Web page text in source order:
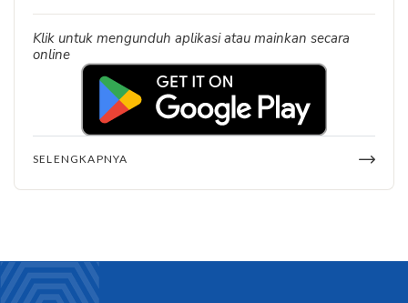
Klik untuk mengunduh aplikasi atau mainkan secara
online
SELENGKAPNYA